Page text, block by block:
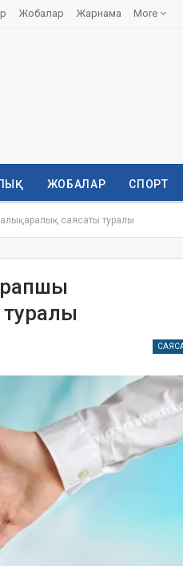
Жобалар Жарнама More
ЖОБАЛАР СПОРТ
саясаты туралы